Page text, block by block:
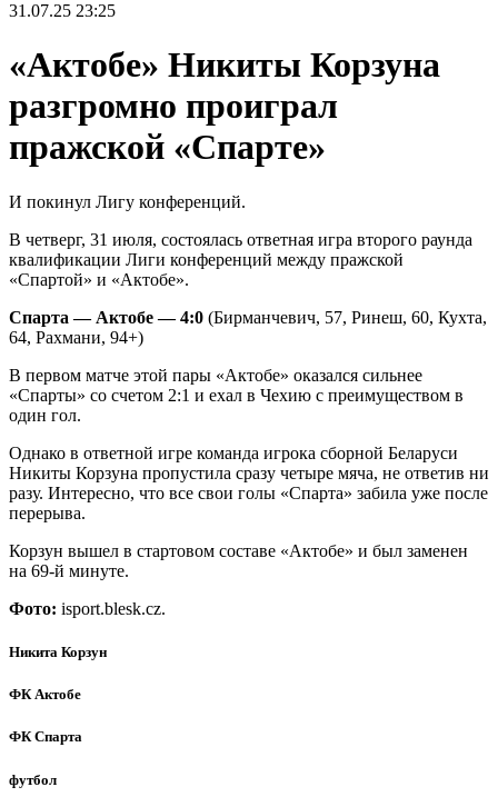
31.07.25 23:25
«Актобе» Никиты Корзуна
разгромно проиграл
пражской «Спарте»
И покинул Лигу конференций.
В четверг, 31 июля, состоялась ответная игра второго раунда
квалификации Лиги конференций между пражской
«Спартой» и «Актобе».
Спарта — Актобе — 4:0 (Бирманчевич, 57, Ринеш, 60, Кухта,
64, Рахмани, 94+)
В первом матче этой пары «Актобе» оказался сильнее
«Спарты» со счетом 2:1 и ехал в Чехию с преимуществом в
один гол.
Однако в ответной игре команда игрока сборной Беларуси
Никиты Корзуна пропустила сразу четыре мяча, не ответив ни
разу. Интересно, что все свои голы «Спарта» забила уже после
перерыва.
Корзун вышел в стартовом составе «Актобе» и был заменен
на 69-й минуте.
Фото: isport.blesk.cz.
Никита Корзун
ФК Актобе
ФК Спарта
футбол